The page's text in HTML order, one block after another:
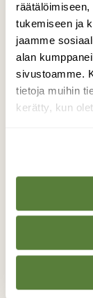
tukemiseen ja
jaamme
alan
sivustoamme.
tietoja muihin
kerätty, kun